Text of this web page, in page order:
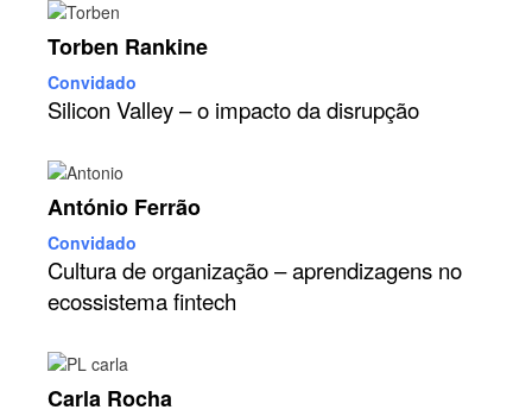
Torben Rankine
Convidado
Silicon Valley – o impacto da disrupção
António Ferrão
Convidado
Cultura de organização – aprendizagens no
ecossistema fintech
Carla Rocha